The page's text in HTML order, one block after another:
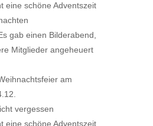
eine schöne Adventszeit
gab einen Bilderabend,
Mitglieder angeheuert
am
vergessen
eine schöne Adventszeit